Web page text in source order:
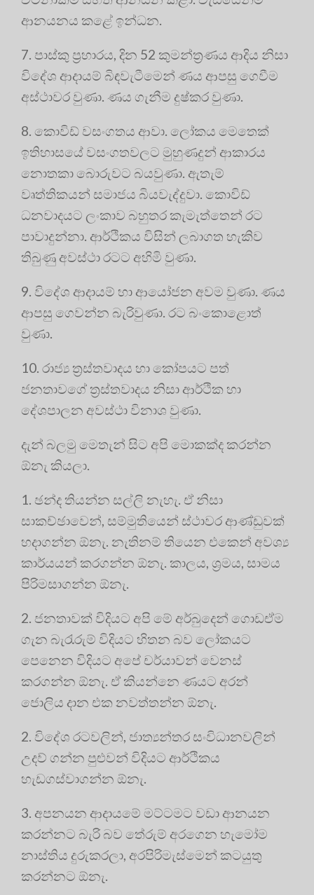
ආනයනය කළේ ඉන්ධන.
7. පාස්කු ප්‍රහාරය, දින 52 කුමන්ත්‍රණය ආදිය නිසා
විදේශ ආදායම් බිඳවැටීමෙන් ණය ආපසු ගෙවීම
අස්ථාවර වුණා. ණය ගැනීම දුෂ්කර වුණා.
8. කොවිඩ් වසංගතය ආවා. ලෝකය මෙතෙක්
ඉතිහාසයේ වසංගතවලට මුහුණදුන් ආකාරය
නොතකා බොරුවට බයවුණා. ඇතැම්
වෘත්තිකයන් සමාජය බියවැද්දුවා. කොවිඩ්
ධනවාදයට ලංකාව බහුතර කැමැත්තෙන් රට
පාවාදුන්නා. ආර්ථිකය විසින් ලබාගත හැකිව
තිබුණු අවස්ථා රටට අහිමි වුණා.
9. විදේශ ආදායම් හා ආයෝජන අවම වුණා. ණය
ආපසු ගෙවන්න බැරිවුණා. රට බංකොළොත්
වුණා.
10. රාජ්‍ය ත්‍රස්තවාදය හා කෝපයට පත්
ජනතාවගේ ත්‍රස්තවාදය නිසා ආර්ථික හා
දේශපාලන අවස්ථා විනාශ වුණා.
දැන් බලමු මෙතැන් සිට අපි මොකක්ද කරන්න
ඕනැ කියලා.
1. ඡන්ද තියන්න සල්ලි නැහැ. ඒ නිසා
සාකච්ඡාවෙන්, සම්මුතියෙන් ස්ථාවර ආණ්ඩුවක්
හදාගන්න ඕනැ. නැතිනම් තියෙන එකෙන් අවශ්‍ය
කාර්යයන් කරගන්න ඕනැ. කාලය, ශ්‍රමය, සාමය
පිරිමසාගන්න ඕනැ.
2. ජනතාවක් විදියට අපි මේ අර්බුදෙන් ගොඩඒම
ගැන බැරැරුම් විදියට හිතන බව ලෝකයට
පෙනෙන විදියට අපේ චර්යාවන් වෙනස්
කරගන්න ඕනැ. ඒ කියන්නෙ ණයට අරන්
ජොලිය දාන එක නවත්තන්න ඕනැ.
2. විදේශ රටවලින්, ජාත්‍යන්තර සංවිධානවලින්
උදව් ගන්න පුළුවන් විදියට ආර්ථිකය
හැඩගස්වාගන්න ඕනැ.
3. අපනයන ආදායමේ මට්ටමට වඩා ආනයන
කරන්නට බැරි බව තේරුම් අරගෙන හැමෝම
නාස්තිය දුරුකරලා, අරපිරිමැස්මෙන් කටයුතු
කරන්නට ඕනැ.